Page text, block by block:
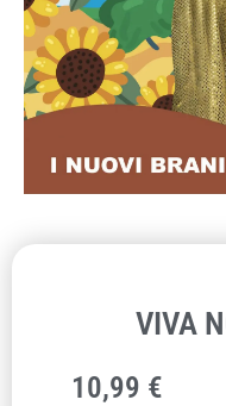
VIVA
10,99 €